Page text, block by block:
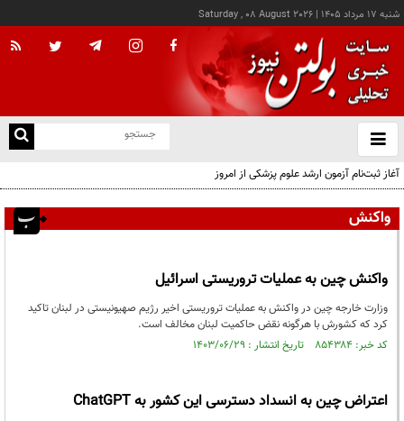
شنبه ۱۷ مرداد ۱۴۰۵ |
Saturday , 08 August 2026
باز
و
آغاز ثبت‌نام آزمون ارشد علوم پزشکی از امروز
واکنش
واکنش چین به عملیات تروریستی اسرائیل
وزارت خارجه چین در واکنش به عملیات تروریستی اخیر رژیم صهیونیستی در لبنان تاکید
کرد که کشورش با هرگونه نقض حاکمیت لبنان مخالف است.
کد خبر: ۸۵۴۳۸۴ تاریخ انتشار : ۱۴۰۳/۰۶/۲۹
اعتراض چین به انسداد دسترسی این کشور به ChatGPT